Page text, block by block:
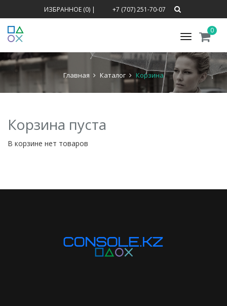
ИЗБРАННОЕ (0)| +7 (707) 251-70-07
Меню
0
Главная Каталог Корзина
Корзина пуста
В корзине нет товаров